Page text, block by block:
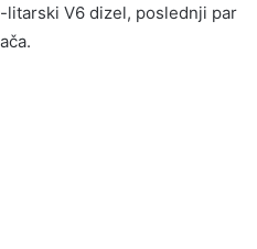
V6 dizel, poslednji par